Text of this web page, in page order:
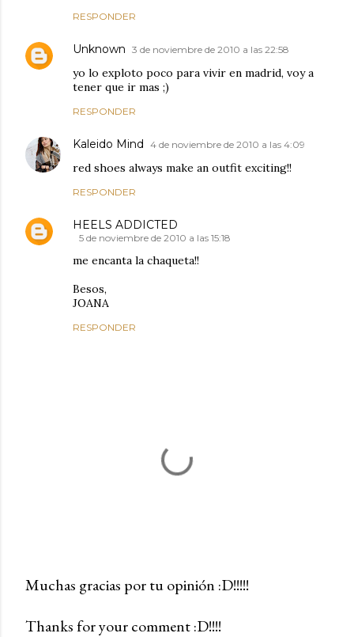
RESPONDER
Unknown 3 de noviembre de 2010 a las 22:58
yo lo exploto poco para vivir en madrid, voy a
tener que ir mas ;)
RESPONDER
Kaleido Mind 4 de noviembre de 2010 a las 4:09
red shoes always make an outfit exciting!!
RESPONDER
HEELS ADDICTED
5 de noviembre de 2010 a las 15:18
me encanta la chaqueta!!
Besos,
JOANA
RESPONDER
u
Muchas gracias por tu opinión :D!!!!!
Thanks for your comment :D!!!!